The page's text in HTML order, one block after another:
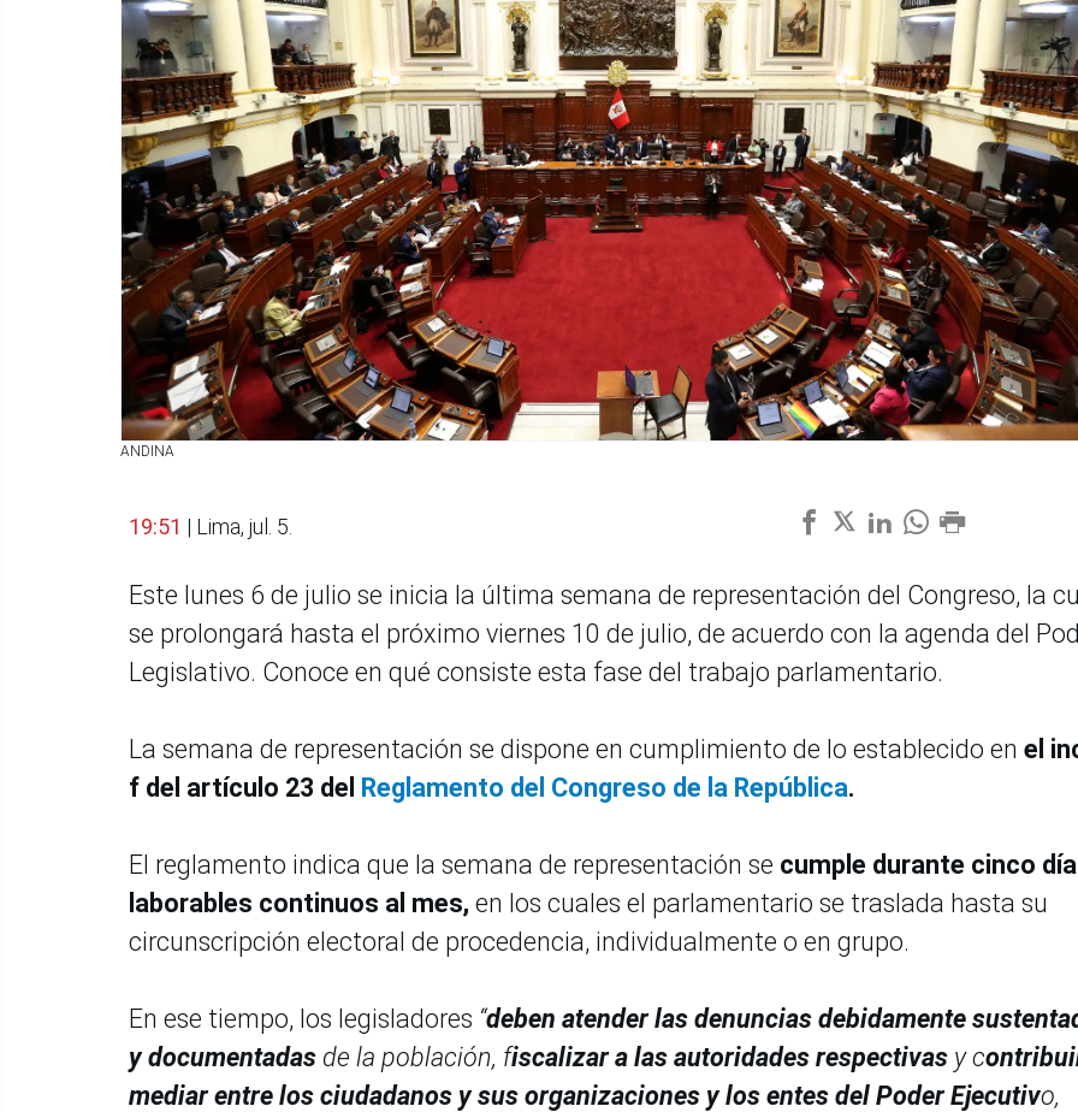
ANDINA
19:51 | Lima, jul. 5.
Este lunes 6 de julio se inicia la última semana de representación del Congreso, la
se prolongará hasta el próximo viernes 10 de julio, de acuerdo con la agenda del
Legislativo. Conoce en qué consiste esta fase del trabajo parlamentario.
La semana de representación se dispone en cumplimiento de lo establecido en el
f del artículo 23 del Reglamento del Congreso de la República.
El reglamento indica que la semana de representación se cumple durante cinco
laborables continuos al mes, en los cuales el parlamentario se traslada hasta su
circunscripción electoral de procedencia, individualmente o en grupo.
En ese tiempo, los legisladores “deben atender las denuncias debidamente
y documentadas de la población, fiscalizar a las autoridades respectivas y c
mediar entre los ciudadanos y sus organizaciones y los entes del Poder Ejecutivo,